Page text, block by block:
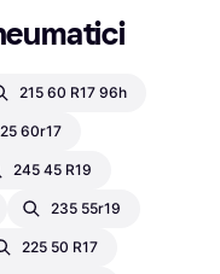
215 60 R17 96h
60r17
245 45 R19
235 55r19
225 50 R17